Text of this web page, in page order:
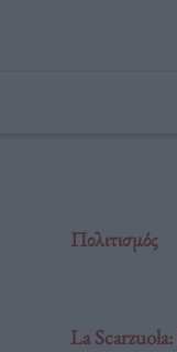
Πολιτισμός
La Scarzuola: